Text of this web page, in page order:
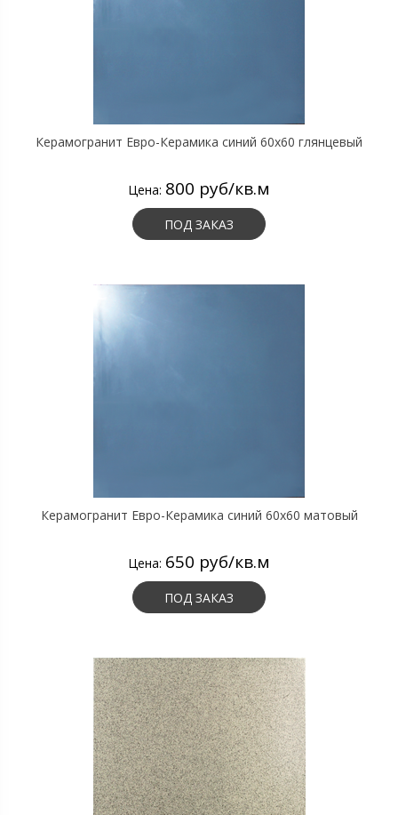
Керамогранит Евро-Керамика синий 60х60 глянцевый
Цена: 800 руб/кв.м
ПОД ЗАКАЗ
Керамогранит Евро-Керамика синий 60х60 матовый
Цена: 650 руб/кв.м
ПОД ЗАКАЗ